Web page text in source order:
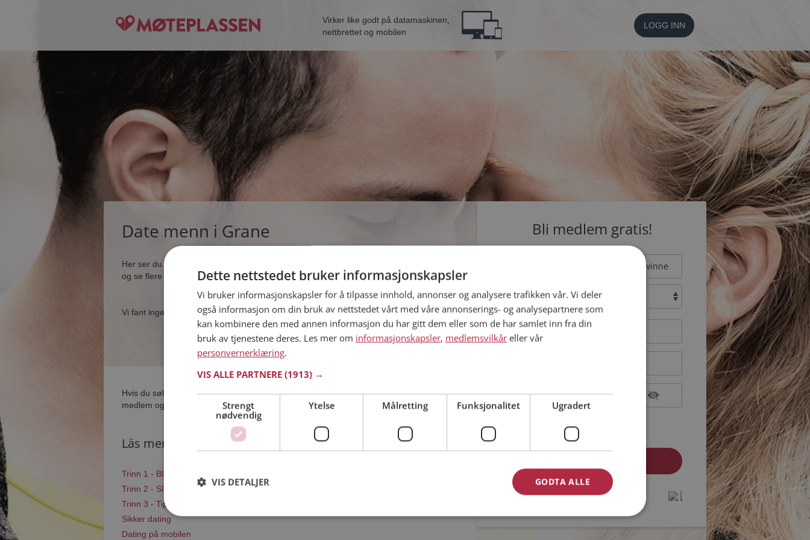
Virker like godt på datamaskinen,
nettbrettet og mobilen
LOGG INN
Date menn i Grane
Her ser du noen få blant de tusener single som dater på Møteplassen. Bli medlem nå,
og se flere single i nærheten av deg.
Vi fant ingen single som samsvarer med ditt søk.
Hvis du søker dating i Grane har du kommet til riktig sted. På Møteplassen kan du bli
medlem og søke blant tusenvis av datinginteresserte single i Grane
Läs mer
Trinn 1 - Bli medlem og lag en presentasjon
Trinn 2 - Slik fungerer våre søkefunksjoner
Trinn 3 - Tips til hvordan du tar kontakt
Sikker dating
Dating på mobilen
Bli medlem gratis!
Kvinne
Min alder:
Allerede medlem? Logg inn her »
protected by reCAPTCHA
Privacy-Terms
protected by reCAPTCHA
Privacy-Terms
Dette nettstedet bruker informasjonskapsler
Vi bruker informasjonskapsler for å tilpasse innhold, annonser og analysere trafikken vår. Vi deler
også informasjon om din bruk av nettstedet vårt med våre annonserings- og analysepartnere som
kan kombinere den med annen informasjon du har gitt dem eller som de har samlet inn fra din
bruk av tjenestene deres. Les mer om informasjonskapsler, medlemsvilkår eller vår
personvernerklæring.
VIS ALLE PARTNERE (1913) →
Strengt
nødvendig
Ytelse Målretting Funksjonalitet Ugradert
GODTA ALLE
VIS DETALJER